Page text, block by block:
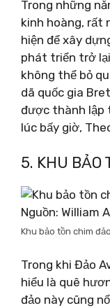
Trong những
kinh hoàng, rất
hiện để xây
phát triển trở
không thể bỏ
dã quốc gia
được thành lập
lúc bấy giờ,
5. KHU BẢO
Nguồn: William
Khu bảo tồn chim
Trong khi Đảo
hiểu là quê
đảo này cũng